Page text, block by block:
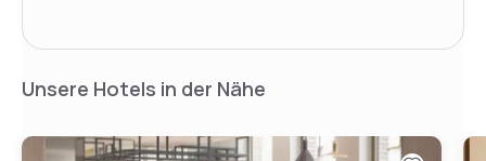
Unsere Hotels in der Nähe